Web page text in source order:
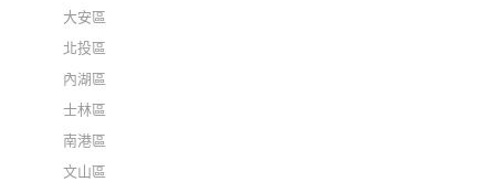
大安區
北投區
內湖區
士林區
南港區
文山區